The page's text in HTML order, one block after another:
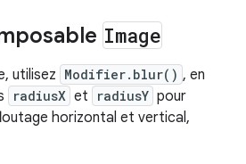
Image
utilisez Modifier.blur() , en
radiusX et radiusY pour
horizontal et vertical,